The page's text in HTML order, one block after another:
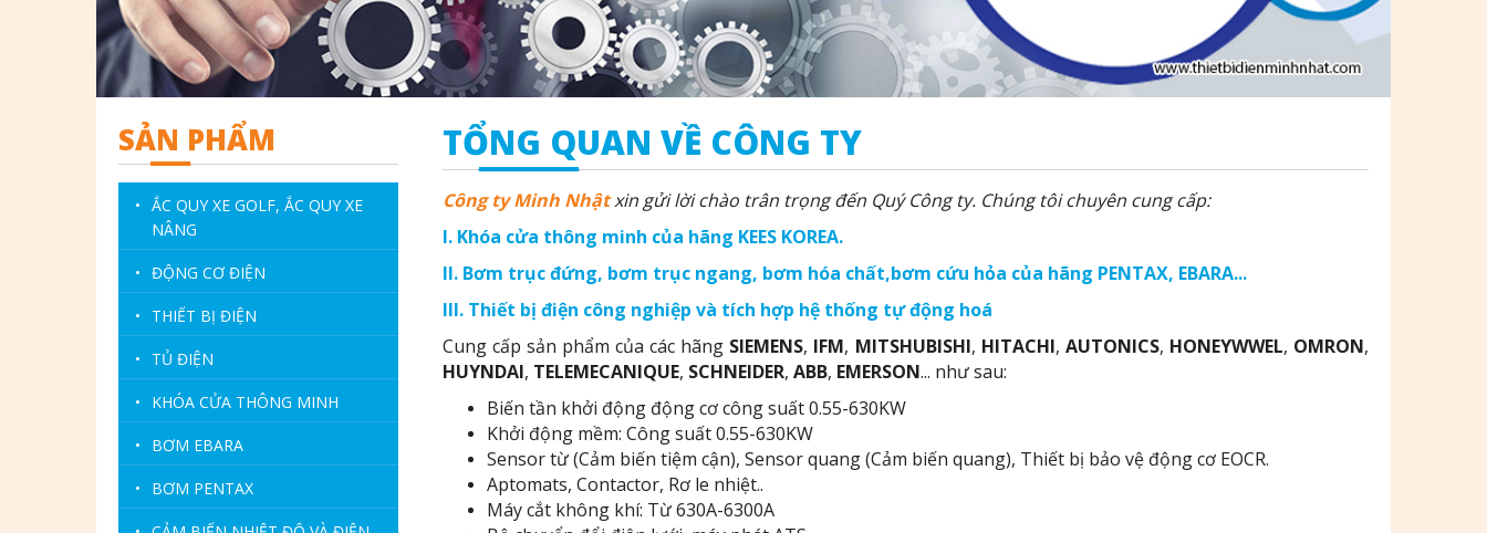
SẢN PHẨM
• ẮC QUY XE GOLF, ẮC QUY XE
NÂNG
• ĐỘNG CƠ ĐIỆN
• THIẾT BỊ ĐIỆN
• TỦ ĐIỆN
• KHÓA CỬA THÔNG MINH
• BƠM EBARA
• BƠM PENTAX
TỔNG QUAN VỀ CÔNG TY
Công ty Minh Nhậtxin gửi lời chào trân trọng đến Quý Công ty. Chúng tôi chuyên cung cấp:
I. Khóa cửa thông minh của hãng KEES KOREA.
II. Bơm trục đứng, bơm trục ngang, bơm hóa chất,bơm cứu hỏa của hãng PENTAX, EBARA...
III. Thiết bị điện công nghiệp và tích hợp hệ thống tự động hoá
Cung cấp sản phẩm của các hãng SIEMENS, IFM, MITSHUBISHI, HITACHI, AUTONICS, HONEYWWEL, OMRON,
HUYNDAI, TELEMECANIQUE, SCHNEIDER, ABB, EMERSON... như sau:
Biến tần khởi động động cơ công suất 0.55-630KW
Khởi động mềm: Công suất 0.55-630KW
Sensor từ (Cảm biến tiệm cận), Sensor quang (Cảm biến quang), Thiết bị bảo vệ động cơ EOCR.
Aptomats, Contactor, Rơ le nhiệt..
Máy cắt không khí: Từ 630A-6300A